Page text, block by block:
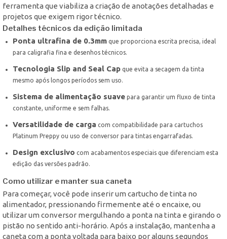
ferramenta que viabiliza a criação de anotações detalhadas e
projetos que exigem rigor técnico.
Detalhes técnicos da edição limitada
Ponta ultrafina de 0.3mm que proporciona escrita precisa, ideal
para caligrafia fina e desenhos técnicos.
Tecnologia Slip and Seal Cap que evita a secagem da tinta
mesmo após longos períodos sem uso.
Sistema de alimentação suave para garantir um fluxo de tinta
constante, uniforme e sem falhas.
Versatilidade de carga com compatibilidade para cartuchos
Platinum Preppy ou uso de conversor para tintas engarrafadas.
Design exclusivo com acabamentos especiais que diferenciam esta
edição das versões padrão.
Como utilizar e manter sua caneta
Para começar, você pode inserir um cartucho de tinta no
alimentador, pressionando firmemente até o encaixe, ou
utilizar um conversor mergulhando a ponta na tinta e girando o
pistão no sentido anti-horário. Após a instalação, mantenha a
caneta com a ponta voltada para baixo por alguns segundos